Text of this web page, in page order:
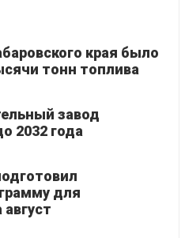
края было
тонн топлива
завод
2032 года
для